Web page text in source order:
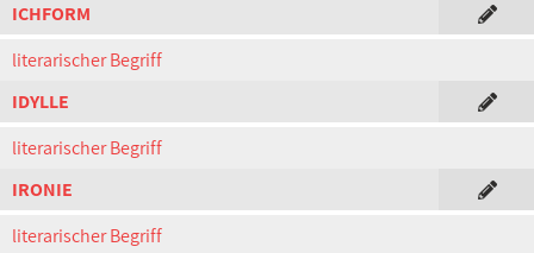
ICHFORM
literarischer Begriff
IDYLLE
literarischer Begriff
IRONIE
literarischer Begriff